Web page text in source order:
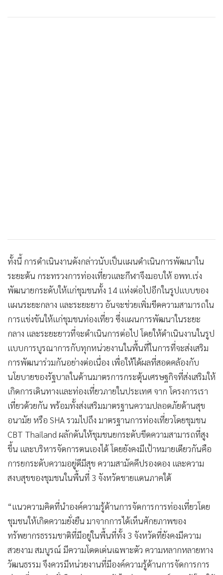
ทั้งนี้ การดำเนินงานดังกล่าวนับเป็นแผนดำเนินการพัฒนาใน
ระยะต้น กระทรวงการท่องเที่ยวและกีฬาจึงมอบให้ อพท.เร่ง
พัฒนายกระดับให้แก่ชุมชนทั้ง 14 แห่งต่อไปอีกในรูปแบบของ
แผนระยะกลาง และระยะยาว อันจะช่วยเพิ่มขีดความสามารถใน
การแข่งขันให้แก่ชุมชนท่องเที่ยว ซึ่งแผนการพัฒนาในระยะ
กลาง และระยะยาวที่จะดำเนินการต่อไป โดยให้ดำเนินงานในรูป
แบบการบูรณาการกับทุกหน่วยงานในพื้นที่ในการที่จะส่งเสริม
การพัฒนาร่วมกันอย่างต่อเนื่อง เพื่อให้ได้ผลที่สอดคล้องกับ
นโยบายของรัฐบาลในด้านมาตรการกระตุ้นเศรษฐกิจที่ส่งเสริมให้
เกิดการเดินทางและท่องเที่ยวภายในประเทศ จาก โครงการเรา
เที่ยวด้วยกัน พร้อมทั้งส่งเสริมมาตรฐานความปลอดภัยด้านสุข
อนามัย หรือ SHA รวมไปถึง มาตรฐานการท่องเที่ยวโดยชุมชน
CBT Thailand ผลักดันให้ชุมชนยกระดับขีดความสามารถที่สูง
ขึ้น และบริหารจัดการตนเองได้ โดยยังคงมีเป้าหมายเดียวกันคือ
การยกระดับความอยู่ดีมีสุข ความสามัคคีปรองดอง และความ
สงบสุขของชุมชนในพื้นที่ 3 จังหวัดชายแดนภาคใต้
“แนวความคิดที่นำองค์ความรู้ด้านการจัดการการท่องเที่ยวโดย
ชุมชนให้เกิดความยั่งยืน มาจากการได้เห็นศักยภาพของ
ทรัพยากรธรรมชาติที่มีอยู่ในพื้นที่ทั้ง 3 จังหวัดที่ยังคงมีความ
สวยงาม สมบูรณ์ มีความโดดเด่นเฉพาะตัว ความหลากหลายทาง
วัฒนธรรม จึงควรมีหน่วยงานที่มีองค์ความรู้ด้านการจัดการการ